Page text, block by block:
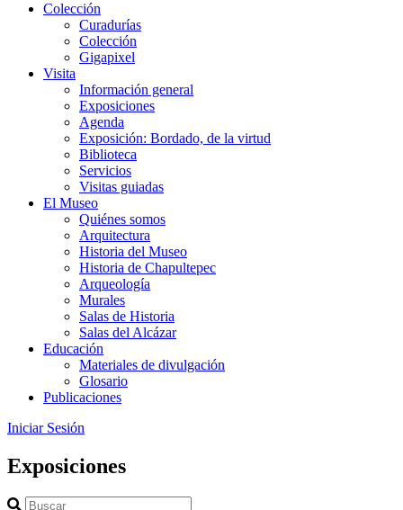
Colección
Curadurías
Colección
Gigapixel
Visita
Información general
Exposiciones
Agenda
Exposición: Bordado, de la virtud
Biblioteca
Servicios
Visitas guiadas
El Museo
Quiénes somos
Arquitectura
Historia del Museo
Historia de Chapultepec
Arqueología
Murales
Salas de Historia
Salas del Alcázar
Educación
Materiales de divulgación
Glosario
Publicaciones
Iniciar Sesión
Exposiciones